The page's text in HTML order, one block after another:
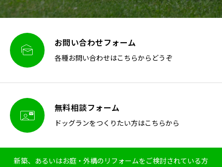
 お問い合わせフォーム
各種お問い合わせはこちらからどうぞ
 無料相談フォーム
ドッグランをつくりたい方はこちらから
新築、あるいはお庭・外構のリフォームをご検討されている方